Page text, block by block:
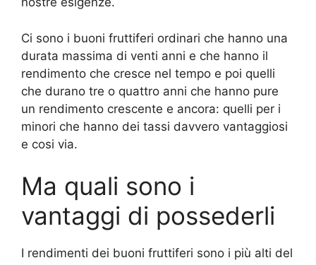
Ci sono i buoni fruttiferi ordinari che hanno una
durata massima di venti anni e che hanno il
rendimento che cresce nel tempo e poi quelli
che durano tre o quattro anni che hanno pure
un rendimento crescente e ancora: quelli per i
minori che hanno dei tassi davvero vantaggiosi
e cosi via.
Ma quali sono i
vantaggi di possederli
I rendimenti dei buoni fruttiferi sono i più alti del